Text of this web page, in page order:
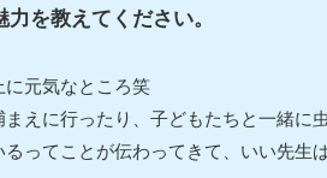
を教えてください。
に元気なところ笑
えに行ったり、子どもたちと一緒に
ってことが伝わってきて、いい先生